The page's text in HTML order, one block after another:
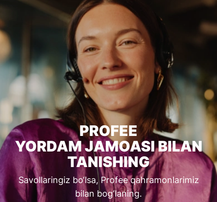
PROFEE
YORDAM JAMOASI BILAN
TANISHING
Savollaringiz bo‘lsa, Profee qahramonlarimiz
bilan bog‘laning.